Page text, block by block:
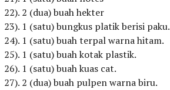
22). 2 (dua) buah hekter
23). 1 (satu) bungkus platik berisi paku.
24). 1 (satu) buah terpal warna hitam.
25). 1 (satu) buah kotak plastik.
26). 1 (satu) buah kuas cat.
27). 2 (dua) buah pulpen warna biru.